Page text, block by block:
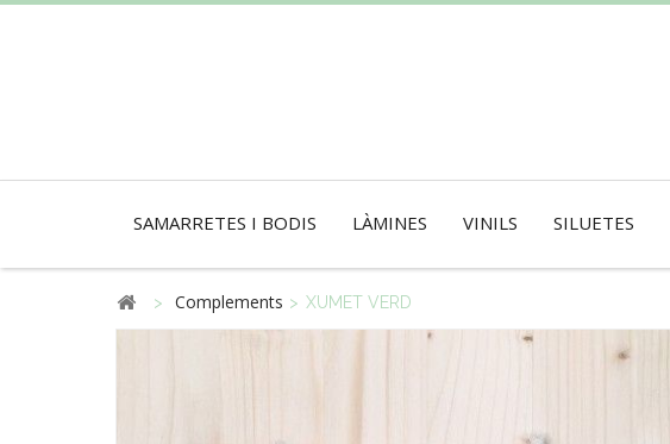
SAMARRETES I BODIS LÀMINES VINILS SILUETES
> Complements > XUMET VERD